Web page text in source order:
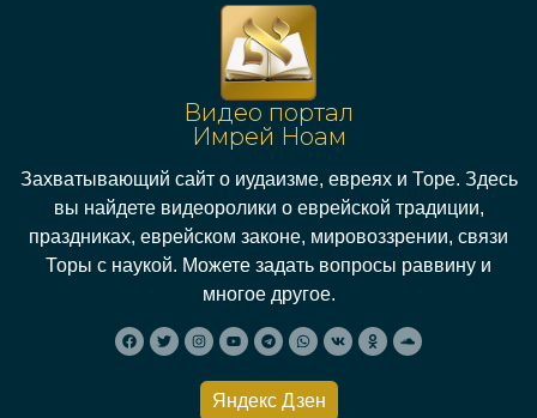
Видео портал
Имрей Ноам
Захватывающий сайт о иудаизме, евреях и Торе. Здесь
вы найдете видеоролики о еврейской традиции,
праздниках, еврейском законе, мировоззрении, связи
Торы с наукой. Можете задать вопросы раввину и
многое другое.
Яндекс Дзен